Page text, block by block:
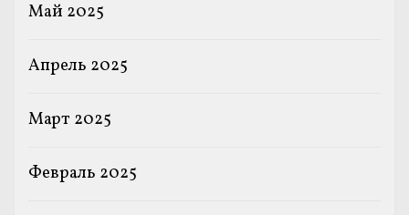
Май 2025
Апрель 2025
Март 2025
Февраль 2025